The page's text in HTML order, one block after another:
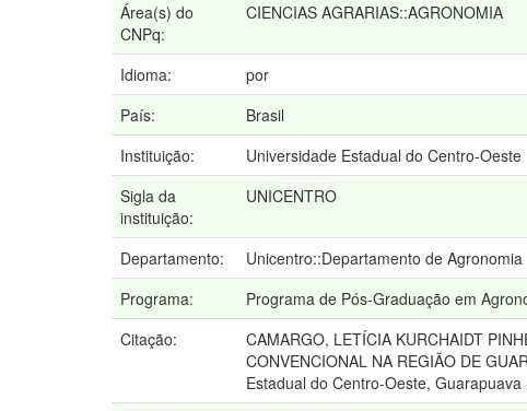
Área(s) do
CNPq:
CIENCIAS AGRARIAS::AGRONOMIA
Idioma:
por
País:
Brasil
Instituição:
Universidade Estadual do Centro-Oeste
Sigla da
instituição:
UNICENTRO
Departamento:
Unicentro::Departamento de Agronomia
Programa:
Programa de Pós-Graduação em
Citação:
CAMARGO, LETÍCIA KURCHAIDT
CONVENCIONAL NA REGIÃO DE
Estadual do Centro-Oeste, Guarapuava